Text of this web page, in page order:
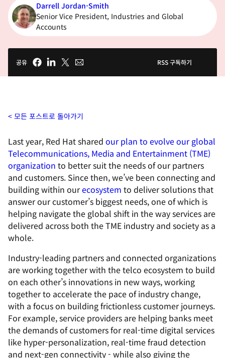
Darrell Jordan-Smith
Senior Vice President, Industries and Global
Accounts
공유 RSS 구독하기
모든 포스트로 돌아가기
Last year, Red Hat shared our plan to evolve our global
Telecommunications, Media and Entertainment (TME)
organization to better suit the needs of our partners
and customers. Since then, we’ve been connecting and
building within ourecosystem to deliver solutions that
answer our customer’s biggest needs, one of which is
helping navigate the global shift in the way services are
delivered across both the TME industry and society as a
whole.
Industry-leading partners and connected organizations
are working together with the telco ecosystem to build
on each other’s innovations in new ways, working
together to accelerate the pace of industry change,
with a focus on building frictionless customer journeys.
For example, service providers are helping banks meet
the demands of customers for real-time digital services
like hyper-personalization, real-time fraud detection
and next-gen connectivity - while also giving the